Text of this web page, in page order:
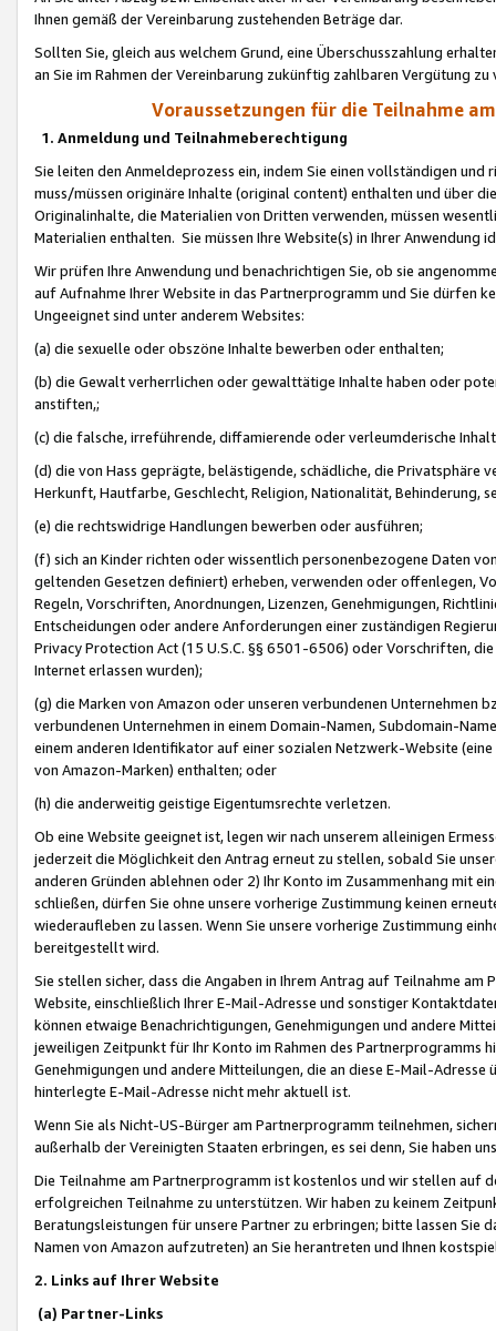
Ihnen gemäß der Vereinbarung zustehenden Beträge dar.
Sollten Sie, gleich aus welchem Grund, eine Überschusszahlung
an Sie im Rahmen der Vereinbarung zukünftig zahlbaren Vergütung zu
Voraussetzungen für die Teilnahme
1. Anmeldung und Teilnahmeberechtigung
Sie leiten den Anmeldeprozess ein, indem Sie einen vollständigen
muss/müssen originäre Inhalte (original content) enthalten und über
Originalinhalte, die Materialien von Dritten verwenden, müssen
Materialien enthalten. Sie müssen Ihre Website(s) in Ihrer Anwendung
Wir prüfen Ihre Anwendung und benachrichtigen Sie, ob sie
auf Aufnahme Ihrer Website in das Partnerprogramm und Sie dürfen
Ungeeignet sind unter anderem Websites:
(a) die sexuelle oder obszöne Inhalte bewerben oder enthalten;
(b) die Gewalt verherrlichen oder gewalttätige Inhalte haben oder
anstiften,;
(c) die falsche, irreführende, diffamierende oder verleumderische
(d) die von Hass geprägte, belästigende, schädliche, die Privatsphäre
Herkunft, Hautfarbe, Geschlecht, Religion, Nationalität, Behinderung,
(e) die rechtswidrige Handlungen bewerben oder ausführen;
(f) sich an Kinder richten oder wissentlich personenbezogene Daten
geltenden Gesetzen definiert) erheben, verwenden oder offenlegen,
Regeln, Vorschriften, Anordnungen, Lizenzen, Genehmigungen,
Entscheidungen oder andere Anforderungen einer zuständigen
Privacy Protection Act (15 U.S.C. §§ 6501-6506) oder Vorschriften,
Internet erlassen wurden);
(g) die Marken von Amazon oder unseren verbundenen Unternehmen
verbundenen Unternehmen in einem Domain-Namen, Subdomain-
einem anderen Identifikator auf einer sozialen Netzwerk-Website
von Amazon-Marken) enthalten; oder
(h) die anderweitig geistige Eigentumsrechte verletzen.
Ob eine Website geeignet ist, legen wir nach unserem alleinigen
jederzeit die Möglichkeit den Antrag erneut zu stellen, sobald Sie
anderen Gründen ablehnen oder 2) Ihr Konto im Zusammenhang mit
schließen, dürfen Sie ohne unsere vorherige Zustimmung keinen
wiederaufleben zu lassen. Wenn Sie unsere vorherige Zustimmung
bereitgestellt wird.
Sie stellen sicher, dass die Angaben in Ihrem Antrag auf Teilnahme
Website, einschließlich Ihrer E-Mail-Adresse und sonstiger
können etwaige Benachrichtigungen, Genehmigungen und andere
jeweiligen Zeitpunkt für Ihr Konto im Rahmen des Partnerprogramms
Genehmigungen und andere Mitteilungen, die an diese E-Mail-
hinterlegte E-Mail-Adresse nicht mehr aktuell ist.
Wenn Sie als Nicht-US-Bürger am Partnerprogramm teilnehmen,
außerhalb der Vereinigten Staaten erbringen, es sei denn, Sie haben
Die Teilnahme am Partnerprogramm ist kostenlos und wir stellen auf
erfolgreichen Teilnahme zu unterstützen. Wir haben zu keinem
Beratungsleistungen für unsere Partner zu erbringen; bitte lassen Sie
Namen von Amazon aufzutreten) an Sie herantreten und Ihnen
2. Links auf Ihrer Website
(a) Partner-Links